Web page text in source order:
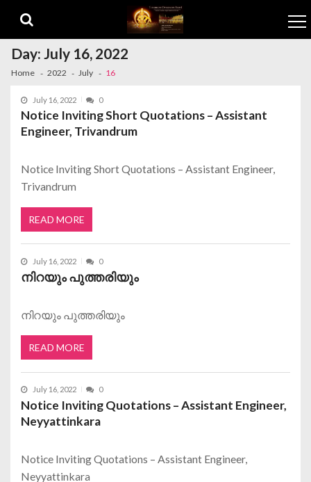
Day:July 16, 2022
Home 2022 July 16
July 16, 2022 0
Notice Inviting Short Quotations – Assistant
Engineer, Trivandrum
Notice Inviting Short Quotations – Assistant Engineer,
Trivandrum
READ MORE
July 16, 2022 0
നിറയും പുത്തരിയും
നിറയും പുത്തരിയും
READ MORE
July 16, 2022 0
Notice Inviting Quotations – Assistant Engineer,
Neyyattinkara
Notice Inviting Quotations – Assistant Engineer,
Neyyattinkara